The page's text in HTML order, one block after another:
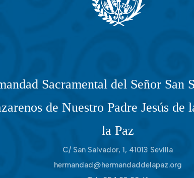
Sacramental del Señor San
de Nuestro Padre Jesús
la Paz
C/ San Salvador, 1, 41013 Sevilla
hermandad@hermandaddelapaz.org